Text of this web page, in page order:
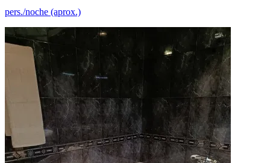
pers./noche (aprox.)